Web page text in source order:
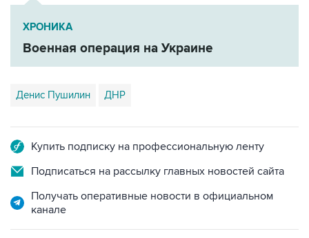
Военная операция на Украине
Денис Пушилин ДНР
Подписаться на рассылку главных новостей сайта
Получать оперативные новости в официальном